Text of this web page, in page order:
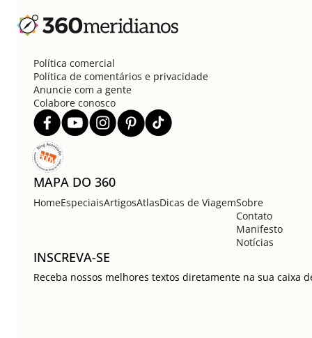
Política comercial
Política de comentários e privacidade
Anuncie com a gente
Colabore conosco
MAPA DO 360
HomeEspeciaisArtigosAtlasDicas de ViagemSobre
Contato
Manifesto
Notícias
INSCREVA-SE
Receba nossos melhores textos diretamente na sua caixa